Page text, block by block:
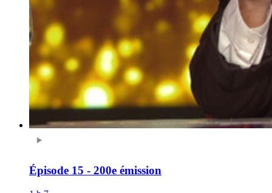
Épisode 15 - 200e émission